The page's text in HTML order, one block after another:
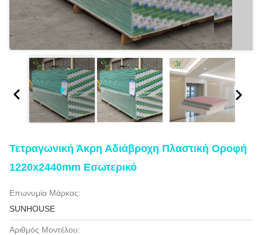
Τετραγωνική Άκρη Αδιάβροχη Πλαστική Οροφή
1220x2440mm Εσωτερικό
Επωνυμία Μάρκας:
SUNHOUSE
Αριθμός Μοντέλου: